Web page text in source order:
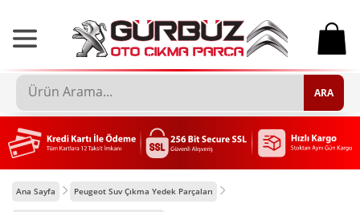
0
ARA
Ana Sayfa Peugeot Suv Çıkma Yedek Parçaları